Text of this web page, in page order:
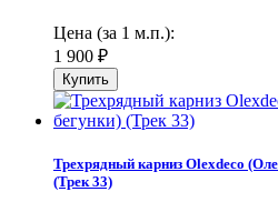
Цена (за 1 м.п.):
1 900 ₽
Трехрядный карниз Olexdeco
(Трек 33)